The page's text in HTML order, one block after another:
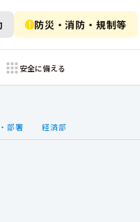
防災・消防・規制等
安全に備える
部署 経済部